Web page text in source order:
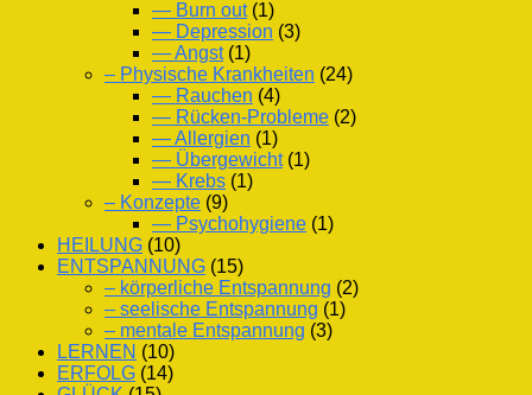
— Burn out(1)
— Depression (3)
— Angst(1)
– Physische Krankheiten (24)
— Rauchen (4)
— Rücken-Probleme (2)
— Allergien (1)
— Übergewicht(1)
— Krebs (1)
– Konzepte (9)
— Psychohygiene (1)
HEILUNG (10)
ENTSPANNUNG (15)
– körperliche Entspannung (2)
– seelische Entspannung (1)
– mentale Entspannung (3)
LERNEN (10)
ERFOLG (14)